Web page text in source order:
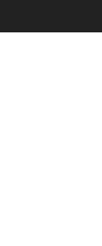
płciowych